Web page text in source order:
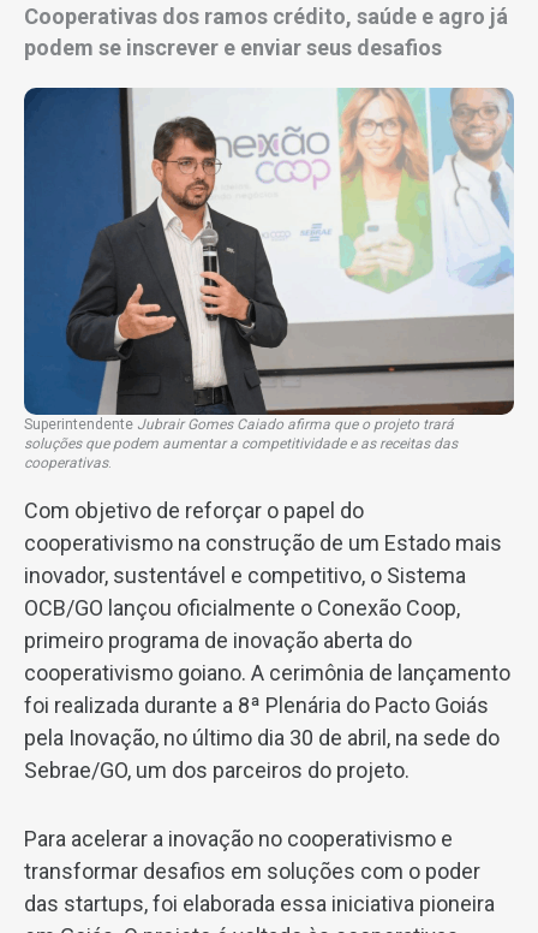
Cooperativas dos ramos crédito, saúde e agro já
podem se inscrever e enviar seus desafios
Superintendente Jubrair Gomes Caiado afirma que o projeto trará
soluções que podem aumentar a competitividade e as receitas das
cooperativas.
Com objetivo de reforçar o papel do
cooperativismo na construção de um Estado mais
inovador, sustentável e competitivo, o Sistema
OCB/GO lançou oficialmente o Conexão Coop,
primeiro programa de inovação aberta do
cooperativismo goiano. A cerimônia de lançamento
foi realizada durante a 8ª Plenária do Pacto Goiás
pela Inovação, no último dia 30 de abril, na sede do
Sebrae/GO, um dos parceiros do projeto.
Para acelerar a inovação no cooperativismo e
transformar desafios em soluções com o poder
das startups, foi elaborada essa iniciativa pioneira